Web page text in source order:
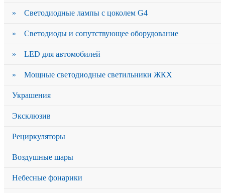
» Светодиодные лампы с цоколем G4
» Светодиоды и сопутствующее оборудование
» LED для автомобилей
» Мощные светодиодные светильники ЖКХ
Украшения
Эксклюзив
Рециркуляторы
Воздушные шары
Небесные фонарики